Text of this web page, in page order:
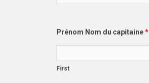
Prénom Nom du capitaine*
First